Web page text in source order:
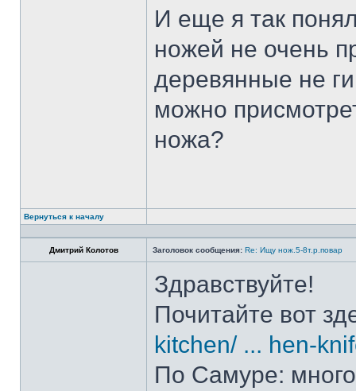
И еще я так
ножей не очень
деревянные не
можно
ножа?
Вернуться к началу
Дмитрий Колотов Заголовок сообщения: Re: Ищу нож.5-8т.р.повар
Здравствуйте!
Почитайте вот
kitchen/ ... hen-
По Самуре: много